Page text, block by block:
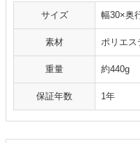
サイズ 幅30×奥
素材 ポリエス
重量 約440g
保証年数 1年